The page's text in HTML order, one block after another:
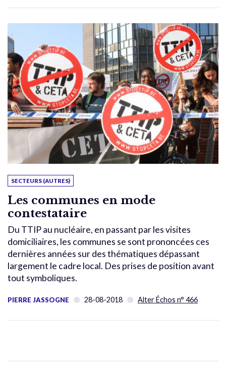
SECTEURS (AUTRES)
Les communes en mode
contestataire
Du TTIP au nucléaire, en passant par les visites
domiciliaires, les communes se sont prononcées ces
dernières années sur des thématiques dépassant
largement le cadre local. Des prises de position avant
tout symboliques.
PIERRE JASSOGNE 28-08-2018 Alter Échos n° 466